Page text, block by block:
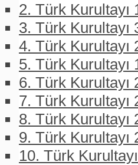
2. Türk
3. Türk
4. Türk Kurultayı
5. Türk Kurultayı
6. Türk Kurultayı
7. Türk Kurultayı
8. Türk Kurultayı
9. Türk Kurultayı
10. Türk